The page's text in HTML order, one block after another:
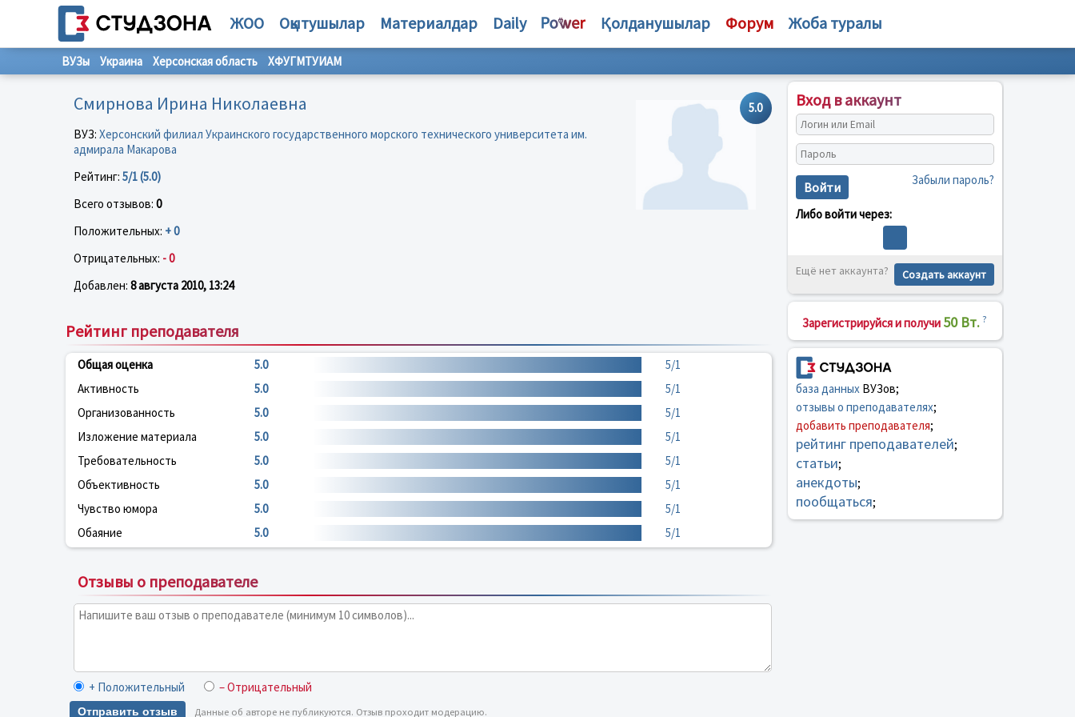
ЖОО Оқытушылар Материалдар Daily Қолданушылар Форум Жоба туралы
ВУЗы Украина Херсонская область ХФУГМТУИАМ
5.0
Смирнова Ирина Николаевна
ВУЗ: Херсонский филиал Украинского государственного морского технического университета им.
адмирала Макарова
Рейтинг: 5/1 (5.0)
Всего отзывов: 0
Положительных: + 0
Отрицательных: - 0
Добавлен: 8 августа 2010, 13:24
Рейтинг преподавателя
Общая оценка 5.0
5/1
Активность
5.0
5/1
Организованность
5.0
5/1
Изложение материала
5.0
5/1
Требовательность
5.0
5/1
Объективность
5.0
5/1
Чувство юмора
5.0
5/1
Обаяние
5.0 5/1
Отзывы о преподавателе
+ Положительный – Отрицательный
Отправить отзыв Данные об авторе не публикуются. Отзыв проходит модерацию.
Вход в аккаунт
Войти Забыли пароль?
Либо войти через:
Ещё нет аккаунта? Создать аккаунт
Зарегистрируйся и получи 50 Вт. ?
база данныхВУЗов;
отзывы о преподавателях;
добавить преподавателя;
рейтинг преподавателей;
статьи;
анекдоты;
пообщаться;